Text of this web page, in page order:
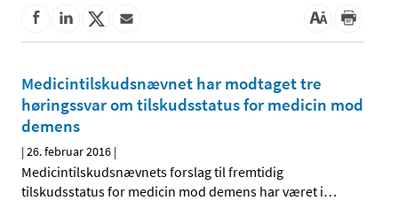
Medicintilskudsnævnet har modtaget tre
høringssvar om tilskudsstatus for medicin mod
demens
|26. februar 2016 |
Medicintilskudsnævnets forslag til fremtidig
tilskudsstatus for medicin mod demens har været i…